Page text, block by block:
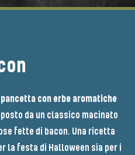
con erbe aromatiche
da un classico macinato
fette di bacon. Una ricetta
la festa di Halloween sia per i